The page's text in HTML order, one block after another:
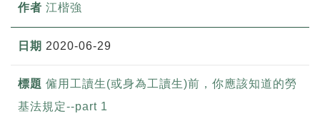
江楷強
2020-06-29
僱用工讀生(或身為工讀生)前，你應該知道的勞
基法規定--part 1